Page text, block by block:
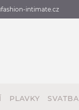
intimate.cz
PLAVKY SVATBA